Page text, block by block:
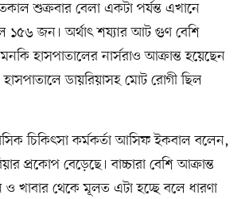
শুক্রবার বেলা একটা পর্যন্ত এখানে
১৫৬ জন। অর্থাৎ শয্যার আট গুণ বেশি
হাসপাতালের নার্সরাও আক্রান্ত হয়েছেন
ডায়রিয়াসহ মোট রোগী ছিল
চিকিৎসা কর্মকর্তা আসিফ ইকবাল বলেন,
প্রকোপ বেড়েছে। বাচ্চারা বেশি আক্রান্ত
ও খাবার থেকে মূলত এটা হচ্ছে বলে ধারণা